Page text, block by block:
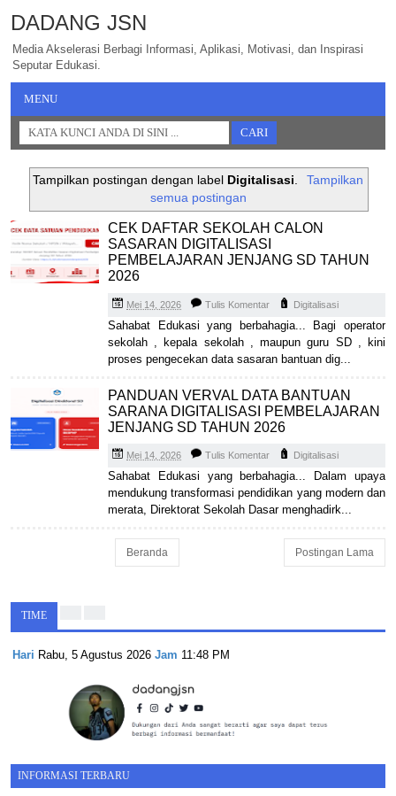
DADANG JSN
Media Akselerasi Berbagi Informasi, Aplikasi, Motivasi, dan Inspirasi
Seputar Edukasi.
MENU
Tampilkan postingan dengan label Digitalisasi
Tampilkan
semua postingan
CEK DAFTAR SEKOLAH CALON
SASARAN DIGITALISASI
PEMBELAJARAN JENJANG SD TAHUN
2026
Mei 14, 2026 Tulis Komentar Digitalisasi
Sahabat Edukasi yang berbahagia... Bagi operator
sekolah , kepala sekolah , maupun guru SD , kini
proses pengecekan data sasaran bantuan dig...
PANDUAN VERVAL DATA BANTUAN
SARANA DIGITALISASI PEMBELAJARAN
JENJANG SD TAHUN 2026
Mei 14, 2026 Tulis Komentar Digitalisasi
Sahabat Edukasi yang berbahagia... Dalam upaya
mendukung transformasi pendidikan yang modern dan
merata, Direktorat Sekolah Dasar menghadirk...
Postingan Lama
Beranda
TIME
Hari Rabu, 5 Agustus 2026 Jam 11:48 PM
INFORMASI TERBARU